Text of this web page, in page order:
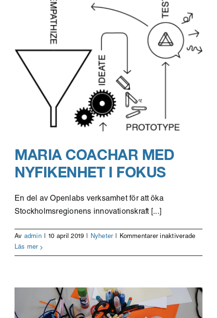
MARIA COACHAR MED
NYFIKENHET I FOKUS
En del av Openlabs verksamhet för att öka
Stockholmsregionens innovationskraft [...]
Av admin | 10 april 2019 | Nyheter | Kommentarer inaktiveradeför
i
fokus
Läs mer